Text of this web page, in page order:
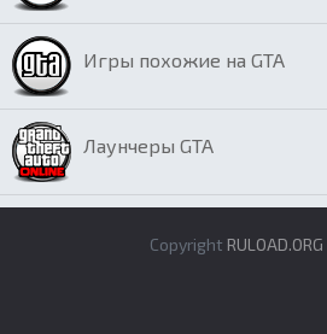
Игры похожие на GTA
Лаунчеры GTA
Copyright RULOAD.ORG